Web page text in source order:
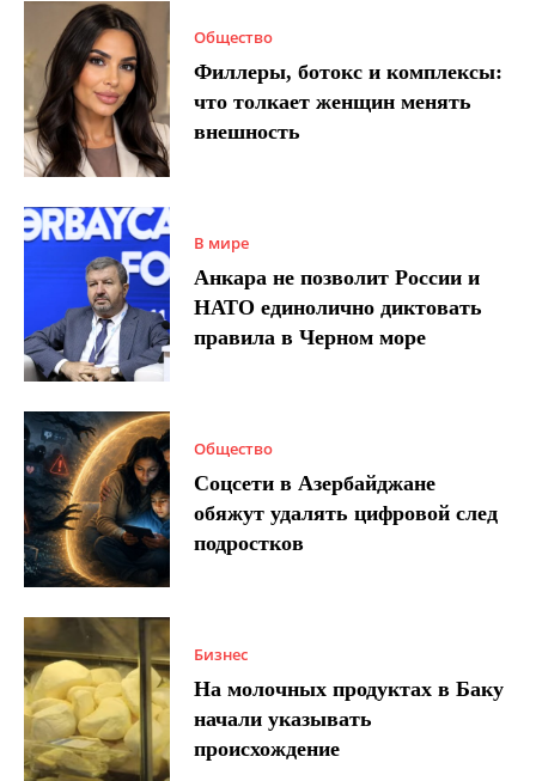
Общество
Филлеры, ботокс и комплексы:
что толкает женщин менять
внешность
В мире
Анкара не позволит России и
НАТО единолично диктовать
правила в Черном море
Общество
Соцсети в Азербайджане
обяжут удалять цифровой след
подростков
Бизнес
На молочных продуктах в Баку
начали указывать
происхождение